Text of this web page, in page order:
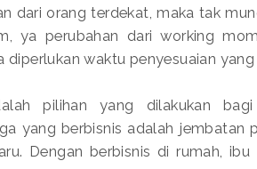
dari orang terdekat, maka tak
ya perubahan dari working
waktu penyesuaian
pilihan yang dilakukan
yang berbisnis adalah jembatan
Dengan berbisnis di rumah, ibu